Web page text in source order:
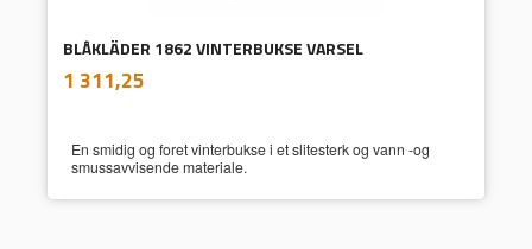
BLÅKLÄDER 1862 VINTERBUKSE VARSEL
Pris
1 311,25
En smidig og foret vinterbukse i et slitesterk og vann -og
smussavvisende materiale.